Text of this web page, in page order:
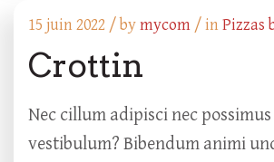
15 juin 2022 /bymycom / inPizzas
Crottin
Nec cillum adipisci nec
vestibulum? Bibendum animi